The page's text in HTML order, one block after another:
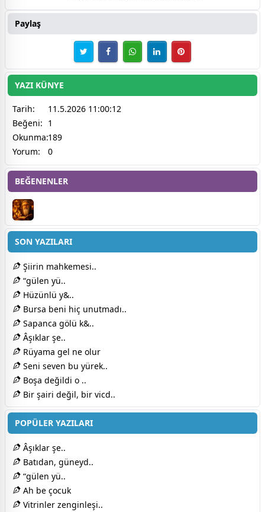
Paylaş
YAZI KÜNYE
Tarih:
11.5.2026 11:00:12
Beğeni: 1
Okunma:189
Yorum:
0
BEĞENENLER
SON YAZILARI
Şiirin mahkemesi..
“gülen yü..
Hüzünlü y&..
Bursa beni hiç unutmadı..
Sapanca gölü k&..
Âşıklar şe..
Rüyama gel ne olur
Seni seven bu yürek..
Boşa değildi o ..
Bir şairi değil, bir vicd..
POPÜLER YAZILARI
Âşıklar şe..
Batıdan, güneyd..
“gülen yü..
Ah be çocuk
Vitrinler zenginleşi..